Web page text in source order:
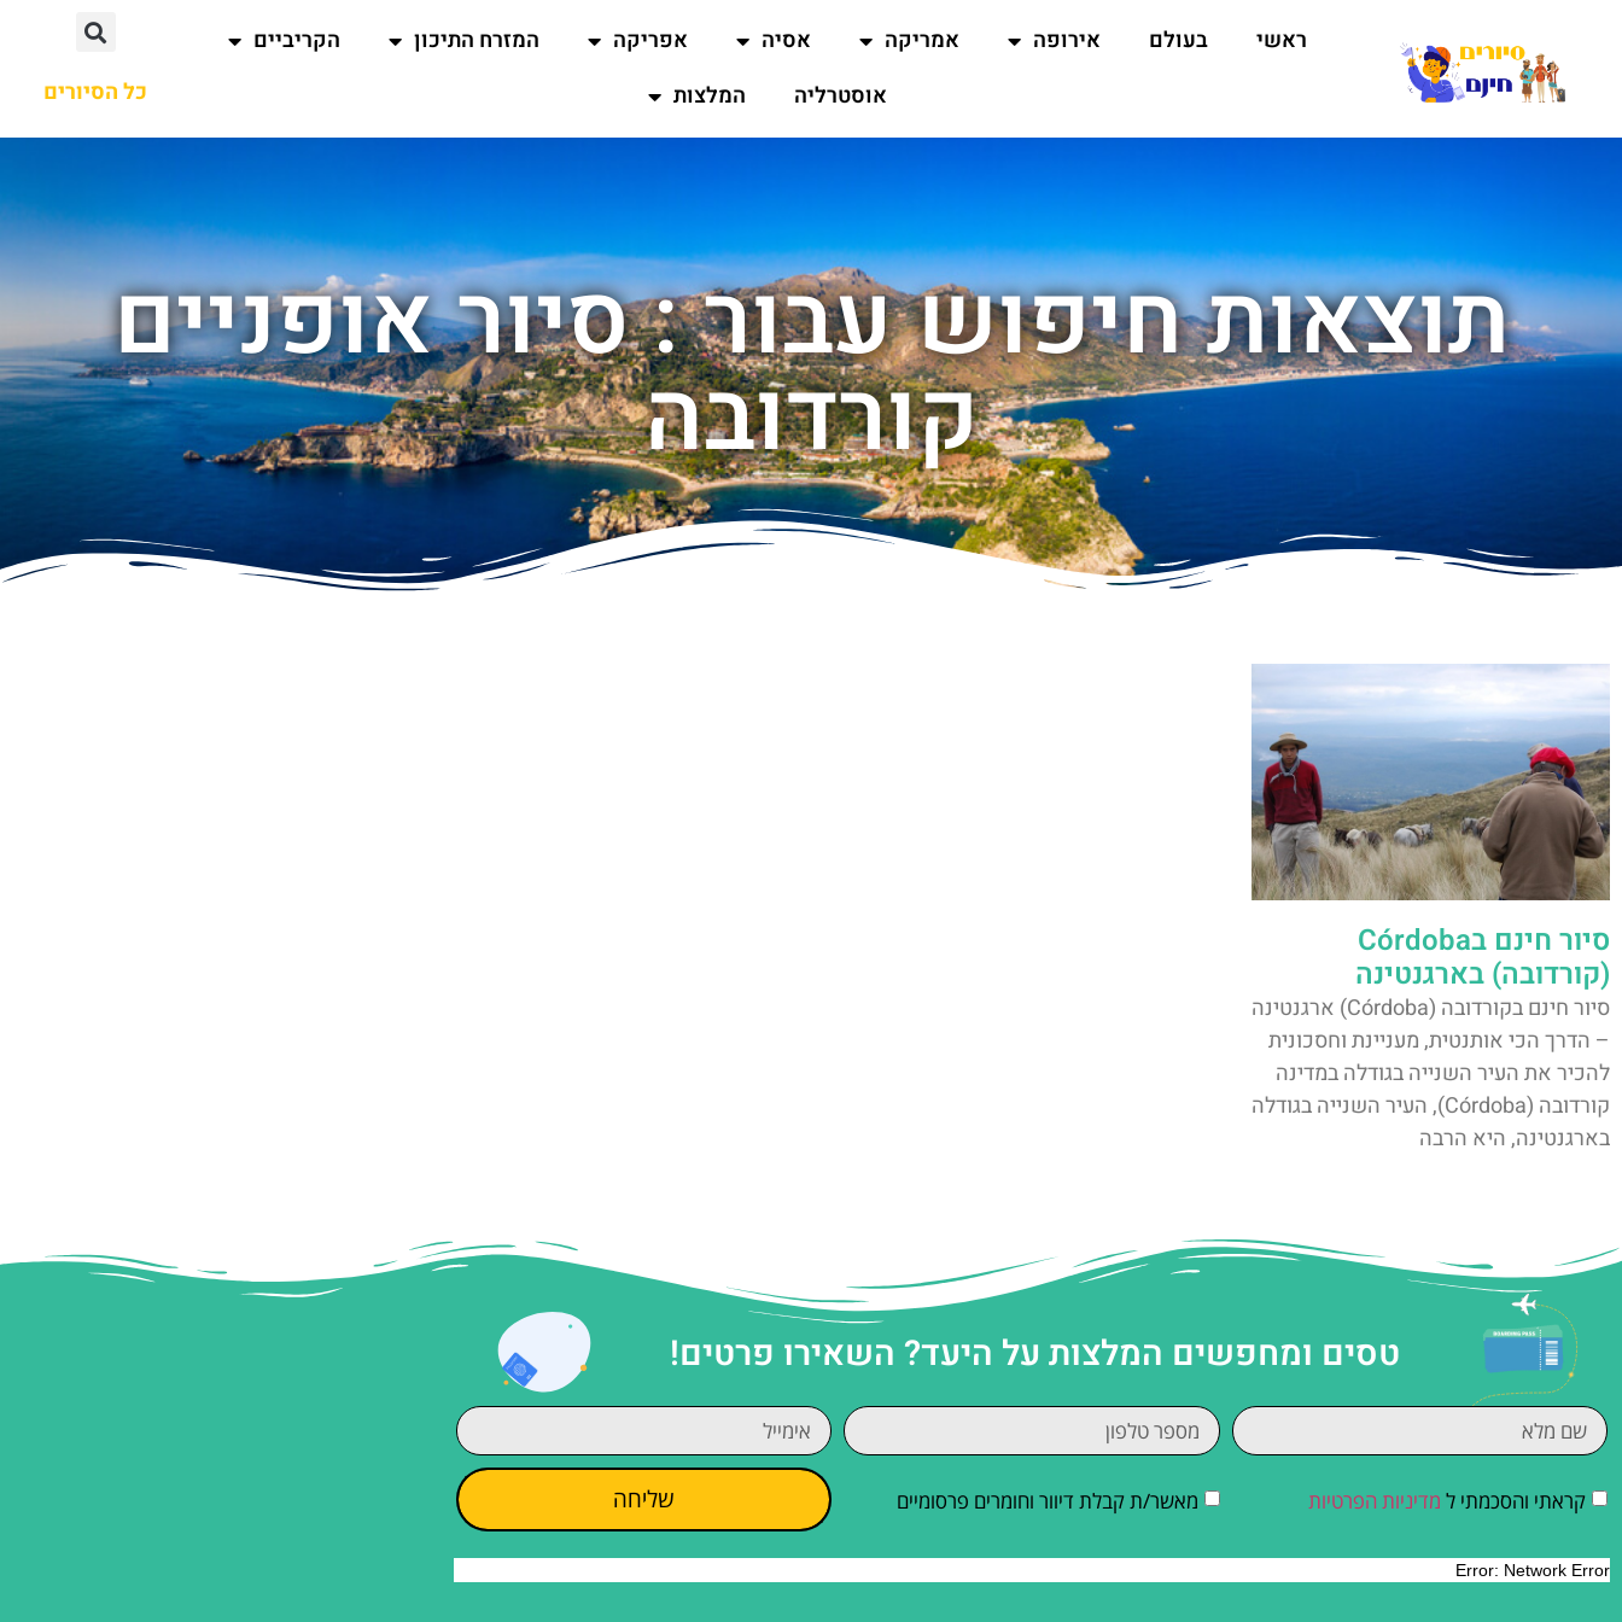
ראשי בעולם אירופה אמריקה אסיה אפריקה המזרח התיכון
הקריביים
אוסטרליה
המלצות כל הסיורים
תוצאות חיפוש עבור : סיור אופניים
קורדובה
סיור חינם בCórdoba
(קורדובה) בארגנטינה
סיור חינם בקורדובה (Córdoba) ארגנטינה
– הדרך הכי אותנטית, מעניינת וחסכונית
להכיר את העיר השנייה בגודלה במדינה
קורדובה (Córdoba), העיר השנייה בגודלה
בארגנטינה, היא הרבה
טסים ומחפשים המלצות על היעד? השאירו פרטים!
קראתי והסכמתי ל מדיניות הפרטיות מאשר/ת קבלת דיוור וחומרים פרסומיים שליחה